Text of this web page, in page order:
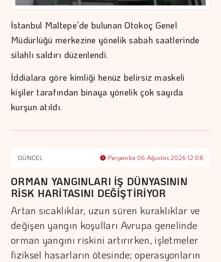
İstanbul Maltepe’de bulunan Otokoç Genel
Müdürlüğü merkezine yönelik sabah saatlerinde
silahlı saldırı düzenlendi.
İddialara göre kimliği henüz belirsiz maskeli
kişiler tarafından binaya yönelik çok sayıda
kurşun atıldı.
GÜNCEL Perşembe 06 Ağustos 2026 12:08
ORMAN YANGINLARI İŞ DÜNYASININ
RİSK HARİTASINI DEĞİŞTİRİYOR
Artan sıcaklıklar, uzun süren kuraklıklar ve
değişen yangın koşulları Avrupa genelinde
orman yangını riskini artırırken, işletmeler
fiziksel hasarların ötesinde; operasyonların